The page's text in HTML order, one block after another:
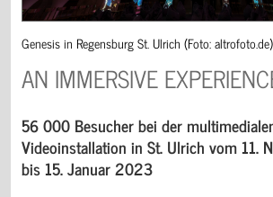
Genesis in Regensburg St. Ulrich (Foto: altrofoto.de)
AN IMMERSIVE
56 000 Besucher bei der
Videoinstallation in St. Ulrich vom 11.
bis 15. Januar 2023